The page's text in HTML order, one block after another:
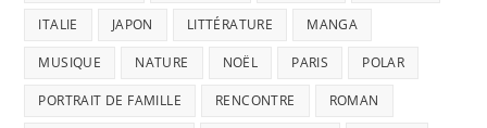
ITALIE JAPON LITTÉRATURE MANGA
MUSIQUE NATURE NOËL PARIS POLAR
PORTRAIT DE FAMILLE RENCONTRE ROMAN